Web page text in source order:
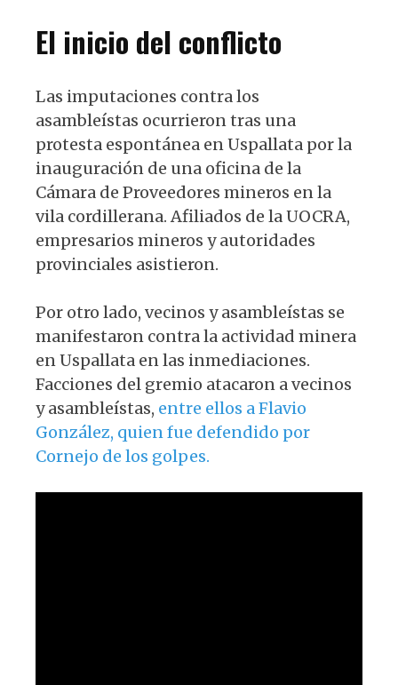
El inicio del conflicto
Las imputaciones contra los
asambleístas ocurrieron tras una
protesta espontánea en Uspallata por la
inauguración de una oficina de la
Cámara de Proveedores mineros en la
vila cordillerana. Afiliados de la UOCRA,
empresarios mineros y autoridades
provinciales asistieron.
Por otro lado, vecinos y asambleístas se
manifestaron contra la actividad minera
en Uspallata en las inmediaciones.
Facciones del gremio atacaron a vecinos
y asambleístas, entre ellos a Flavio
González, quien fue defendido por
Cornejo de los golpes.